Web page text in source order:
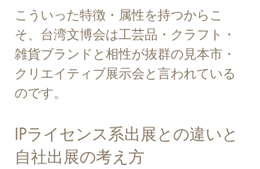
こういった特徴・属性を持つからこ
そ、台湾文博会は工芸品・クラフト・
雑貨ブランドと相性が抜群の見本市・
クリエイティブ展示会と言われている
のです。
IPライセンス系出展との違いと
自社出展の考え方